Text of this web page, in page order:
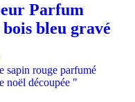
Parfum
bleu gravé